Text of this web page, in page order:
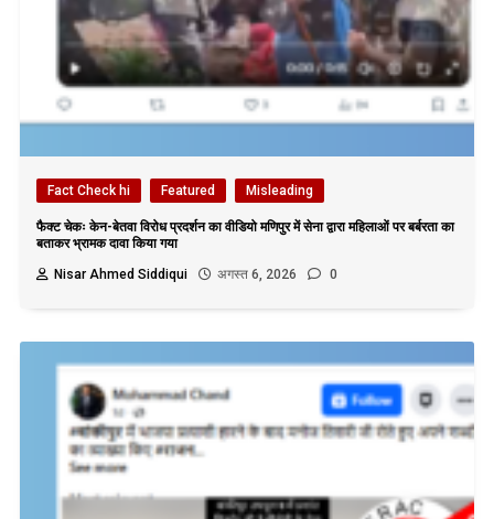
Fact Check hi Featured Misleading
फैक्ट चेकः केन-बेतवा विरोध प्रदर्शन का वीडियो मणिपुर में सेना द्वारा महिलाओं पर बर्बरता का
बताकर भ्रामक दावा किया गया
Nisar Ahmed Siddiqui
अगस्त 6, 2026 0